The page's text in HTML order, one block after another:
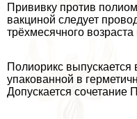
Прививку против
вакциной следует
трёхмecячного
Полиорикс
упакованной в
Допускается сочетание